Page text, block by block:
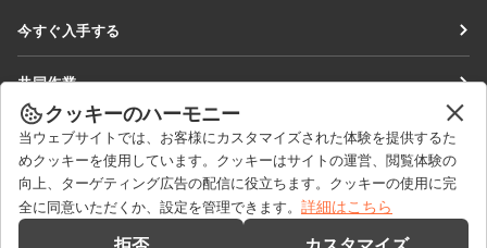
今すぐ入手する
DocSpace
Workspace
コネクター
デスクトップアプリ
共同作業
貢献者向け
翻訳者向け
インフルエンサー向け
求人情報
ニュースを見る
ブログ
ヘルプを得る
フォーラム
クッキーのハーモニー
当ウェブサイトでは、お客様にカスタマイズされた体験を提供するた
めクッキーを使用しています。クッキーはサイトの運営、閲覧体験の
向上、ターゲティング広告の配信に役立ちます。クッキーの使用に完
全に同意いただくか、設定を管理できます。 詳細はこちら